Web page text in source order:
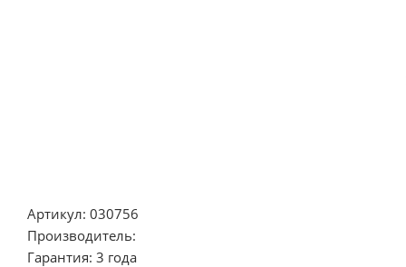
Артикул: 030756
Производитель:
Гарантия: 3 года